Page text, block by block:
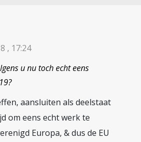
, 17:24
u nu toch echt eens
aansluiten als deelstaat
om eens echt werk te
Europa, & dus de EU